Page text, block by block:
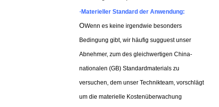
· Materieller Standard der Anwendung:
OWenn es keine irgendwie besonders
Bedingung gibt, wir häufig sugguest unser
Abnehmer, zum des gleichwertigen China-
nationalen (GB) Standardmaterials zu
versuchen, dem unser Technikteam, vorschlägt
um die materielle Kostenüberwachung